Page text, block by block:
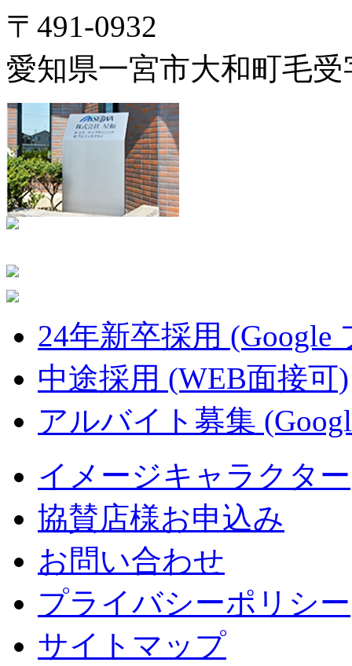
〒491-0932
愛知県一宮市大和町毛受
24年新卒採用 (Google
中途採用 (WEB面接可)
アルバイト募集
イメージキャラクター
協賛店様お申込み
お問い合わせ
プライバシーポリシー
サイトマップ